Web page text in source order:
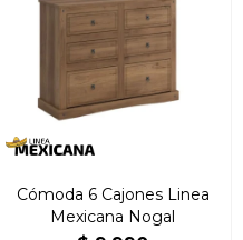
Cómoda 6 Cajones Linea
Mexicana Nogal